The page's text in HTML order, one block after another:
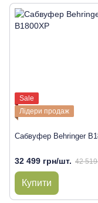
Sale
Лідери продаж
Сабвуфер Behringer
32 499 грн/шт. 42 519
Купити